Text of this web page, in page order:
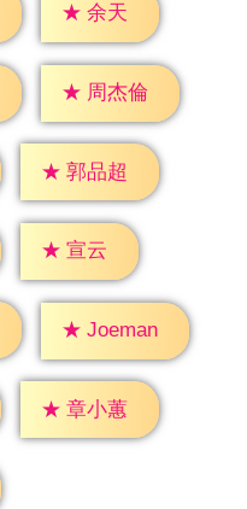
★ 余天
★ 周杰倫
★ 郭品超
★ 宣云
★ Joeman
★ 章小蕙